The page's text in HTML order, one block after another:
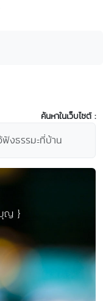
ค้นหาในเว็บไซต์ :
งธรรมะที่บ้าน